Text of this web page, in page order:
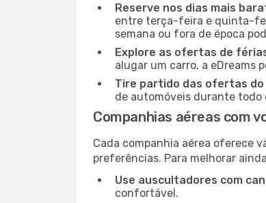
Reserve nos dias mais
entre terça-feira e quinta-
semana ou fora de época
Explore as ofertas de
alugar um carro, a eDreams
Tire partido das ofertas do
de automóveis durante todo
Companhias aéreas com
Cada companhia aérea oferece
preferências. Para melhorar
Use auscultadores com
confortável.